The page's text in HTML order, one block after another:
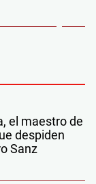
el maestro de
despiden
Sanz